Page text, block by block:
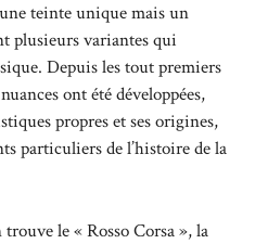
teinte unique mais un
plusieurs variantes qui
Depuis les tout premiers
ont été développées,
propres et ses origines,
particuliers de l’histoire de la
le « Rosso Corsa », la